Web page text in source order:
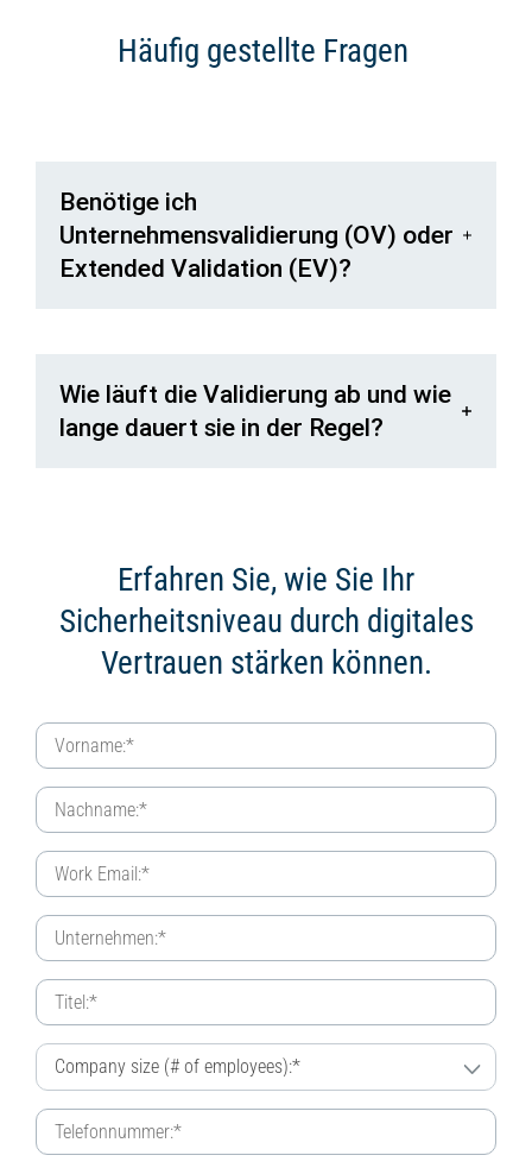
Häufig gestellte Fragen
Benötige ich
Unternehmensvalidierung (OV) oder
Extended Validation (EV)?
Wie läuft die Validierung ab und wie
lange dauert sie in der Regel?
Erfahren Sie, wie Sie Ihr
Sicherheitsniveau durch digitales
Vertrauen stärken können.